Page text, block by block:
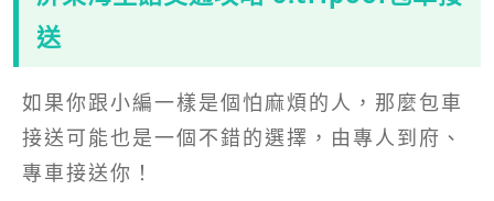
送
如果你跟小編一樣是個怕麻煩的人，那麼包車
接送可能也是一個不錯的選擇，由專人到府、
專車接送你！